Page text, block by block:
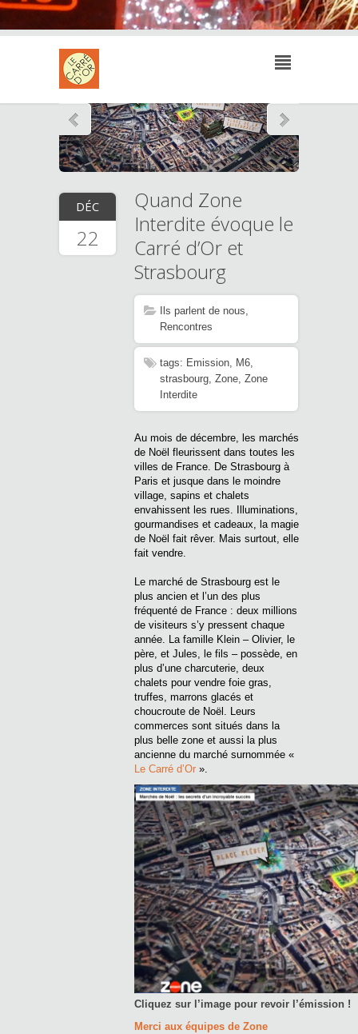
DÉC
22
Quand Zone
Interdite évoque le
Carré d’Or et
Strasbourg
Ils parlent de nous,
Rencontres
tags: Emission, M6,
strasbourg, Zone, Zone
Interdite
Au mois de décembre, les marchés
de Noël fleurissent dans toutes les
villes de France. De Strasbourg à
Paris et jusque dans le moindre
village, sapins et chalets
envahissent les rues. Illuminations,
gourmandises et cadeaux, la magie
de Noël fait rêver. Mais surtout, elle
fait vendre.
Le marché de Strasbourg est le
plus ancien et l’un des plus
fréquenté de France : deux millions
de visiteurs s’y pressent chaque
année. La famille Klein – Olivier, le
père, et Jules, le fils – possède, en
plus d’une charcuterie, deux
chalets pour vendre foie gras,
truffes, marrons glacés et
choucroute de Noël. Leurs
commerces sont situés dans la
plus belle zone et aussi la plus
ancienne du marché surnommée «
Le Carré d’Or ».
Cliquez sur l’image pour revoir l’émission !
Merci aux équipes de Zone